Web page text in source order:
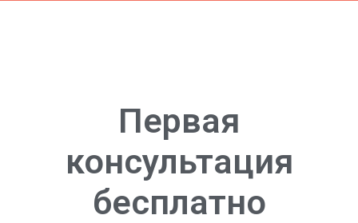
Первая
консультация
бесплатно